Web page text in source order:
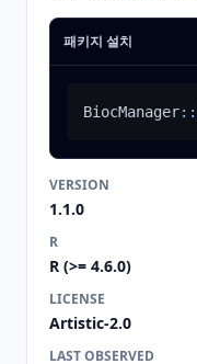
패키지 설치
BiocManager::
VERSION
1.1.0
R
R (>= 4.6.0)
LICENSE
Artistic-2.0
LAST OBSERVED